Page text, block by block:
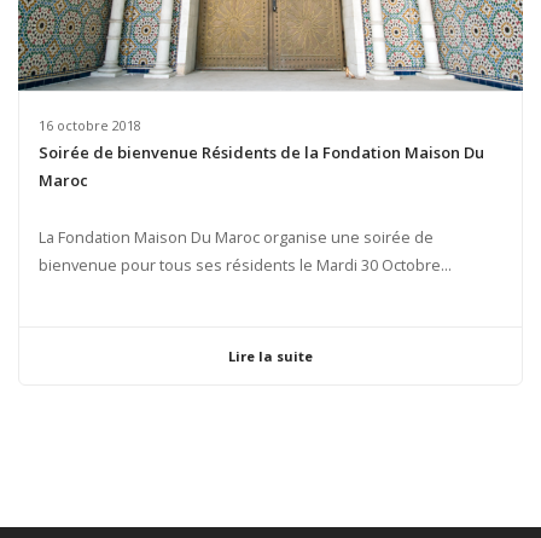
16 octobre 2018
Soirée de bienvenue Résidents de la Fondation Maison Du
Maroc
La Fondation Maison Du Maroc organise une soirée de
bienvenue pour tous ses résidents le Mardi 30 Octobre...
Lire la suite